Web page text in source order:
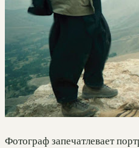
Фотограф запечатлевает